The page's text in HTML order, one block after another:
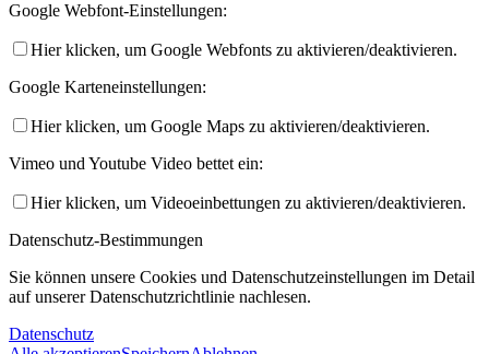
Google Webfont-Einstellungen:
Hier klicken, um Google Webfonts zu aktivieren/deaktivieren.
Google Karteneinstellungen:
Hier klicken, um Google Maps zu aktivieren/deaktivieren.
Vimeo und Youtube Video bettet ein:
Hier klicken, um Videoeinbettungen zu aktivieren/deaktivieren.
Datenschutz-Bestimmungen
Sie können unsere Cookies und Datenschutzeinstellungen im Detail
auf unserer Datenschutzrichtlinie nachlesen.
Datenschutz